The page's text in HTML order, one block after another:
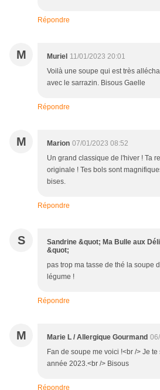
Répondre
M Muriel 11/01/2023 20:01
Voilà une soupe qui est très
avec le sarrazin. Bisous Gaelle
Répondre
M Marion 07/01/2023 08:52
Un grand classique de l'hiver ! Ta
originale ! Tes bols sont
bises.
Répondre
S
Sandrine &quot; Ma Bulle aux
&quot;
pas trop ma tasse de thé la soupe
légume !
Répondre
M Marie L / Allergique Gourmand
Fan de soupe me voici !<br /> Je
année 2023.<br /> Bisous
Répondre